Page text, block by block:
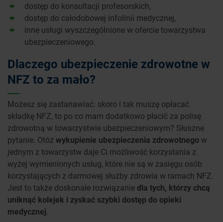
dostęp do konsultacji profesorskich,
dostęp do całodobowej infolinii medycznej,
inne usługi wyszczególnione w ofercie towarzystwa
ubezpieczeniowego.
Dlaczego ubezpieczenie zdrowotne w
NFZ to za mało?
Możesz się zastanawiać: skoro i tak muszę opłacać
składkę NFZ, to po co mam dodatkowo płacić za polisę
zdrowotną w towarzystwie ubezpieczeniowym? Słuszne
pytanie. Otóż wykupienie ubezpieczenia zdrowotnegow
jednym z towarzystw daje Ci możliwość korzystania z
wyżej wymienionych usług, które nie są w zasięgu osób
korzystających z darmowej służby zdrowia w ramach NFZ.
Jest to także doskonałe rozwiązanie dla tych, którzy chcą
uniknąć kolejek i zyskać szybki dostęp do opieki
medycznej.